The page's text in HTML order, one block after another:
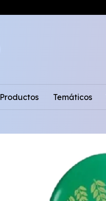
Productos Temáticos